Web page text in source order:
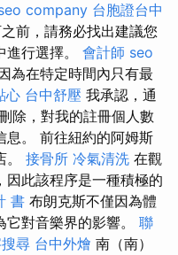
company 台胞證台中
前，請務必找出建議您
行選擇。 會計師 seo
為在特定時間內只有最
心 台中舒壓 我承認，通
除，對我的註冊個人數
息。 前往紐約的阿姆斯
接骨所 冷氣清洗 在觀
因此該程序是一種積極的
書 布朗克斯不僅因為體
對音樂界的影響。 聯
尋 台中外燴 南（南）